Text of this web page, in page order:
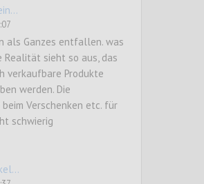
Änderungen/Streichungen)
als Ganzes entfallen. was
Realität sieht so aus, das
verkaufbare Produkte
werden. Die
Verschenken etc. für
schwierig